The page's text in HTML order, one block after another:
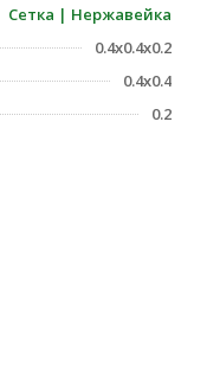
Сетка | Нержавейка
0.4х0.4х0.2
0.4х0.4
0.2